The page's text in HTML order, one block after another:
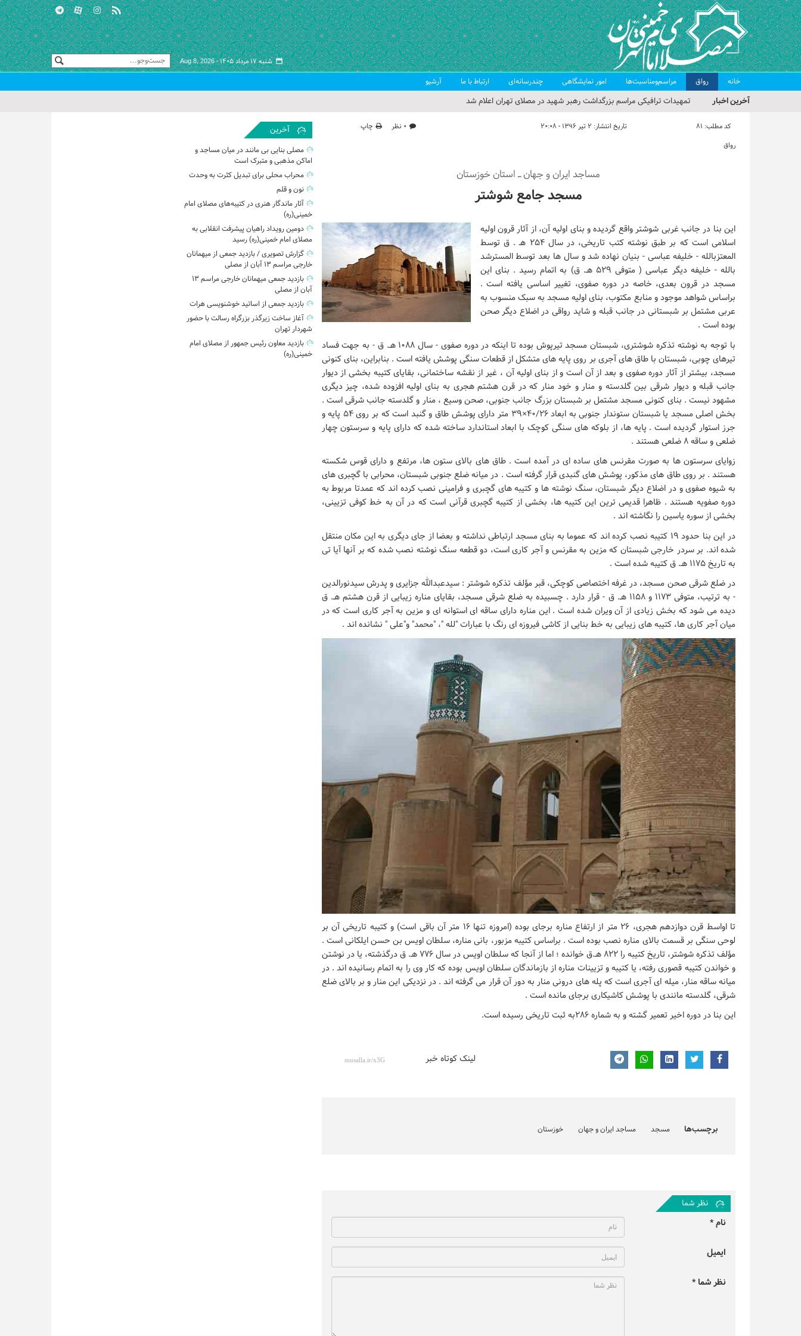
شنبه ۱۷ مرداد ۱۴۰۵ - Aug 8, 2026
خانه رواق مراسم‌ومناسبت‌ها امور نمایشگاهی چندرسانه‌ای ارتباط با ما آرشیو
آخرین اخبار
تمهیدات ترافیکی مراسم بزرگداشت رهبر شهید در مصلای تهران اعلام شد
حجت‌الاسلام حاج علی‌اکبری؛ خطیب این هفته نماز جمعه تهران
کد مطلب: 81 تاریخ انتشار: ۲ تیر ۱۳۹۶ - ۲۰:۰۸ ۰ نظر
چاپ
رواق
مساجد ایران و جهان ـ استان خوزستان
مسجد جامع شوشتر
این بنا در جانب غربی شوشتر واقع گردیده و بنای اولیه آن، از آثار قرون اولیه
اسلامی است که بر طبق نوشته کتب تاریخی، در سال ۲۵۴ هـ . ق توسط
المعتزبالله - خلیفه عباسی - بنیان نهاده شد و سال ها بعد توسط المسترشد
بالله - خلیفه دیگر عباسی ( متوفی ۵۲۹ هـ. ق) به اتمام رسید . بنای این
مسجد در قرون بعدی، خاصه در دوره صفوی، تغییر اساسی یافته است .
براساس شواهد موجود و منابع مکتوب، بنای اولیه مسجد به سبک منسوب به
عربی مشتمل بر شبستانی در جانب قبله و شاید رواقی در اضلاع دیگر صحن
بوده است .
با توجه به نوشته تذکره شوشتری، شبستان مسجد تیرپوش بوده تا اینکه در دوره صفوی - سال ۱۰۸۸ هـ. ق - به جهت فساد
تیرهای چوبی، شبستان با طاق های آجری بر روی پایه های متشکل از قطعات سنگی پوشش یافته است . بنابراین، بنای کنونی
مسجد، بیشتر از آثار دوره صفوی و بعد از آن است و از بنای اولیه آن ، غیر از نقشه ساختمانی، بقایای کتیبه بخشی از دیوار
جانب قبله و دیوار شرقی بین گلدسته و منار و خود منار که در قرن هشتم هجری به بنای اولیه افزوده شده، چیز دیگری
مشهود نیست . بنای کنونی مسجد مشتمل بر شبستان بزرگ جانب جنوبی، صحن وسیع ، منار و گلدسته جانب شرقی است .
بخش اصلی مسجد یا شبستان ستوندار جنوبی به ابعاد ۴۰/۲۶×۳۹ متر دارای پوشش طاق و گنبد است که بر روی ۵۴ پایه و
جرز استوار گردیده است . پایه ها، از بلوکه های سنگی کوچک با ابعاد استاندارد ساخته شده که دارای پایه و سرستون چهار
ضلعی و ساقه ۸ ضلعی هستند .
زوایای سرستون ها به صورت مقرنس های ساده ای در آمده است . طاق های بالای ستون ها، مرتفع و دارای قوس شکسته
هستند . بر روی طاق های مذکور، پوشش های گنبدی قرار گرفته است . در میانه ضلع جنوبی شبستان، محرابی با گچبری های
به شیوه صفوی و در اضلاع دیگر شبستان، سنگ نوشته ها و کتیبه های گچبری و فرامینی نصب کرده اند که عمدتا مربوط به
دوره صفویه هستند . ظاهرا قدیمی ترین این کتیبه ها، بخشی از کتیبه گچبری قرآنی است که در آن به خط کوفی تزیینی،
بخشی از سوره یاسین را نگاشته اند .
در این بنا حدود ۱۹ کتیبه نصب کرده اند که عموما به بنای مسجد ارتباطی نداشته و بعضا از جای دیگری به این مکان منتقل
شده اند. بر سردر خارجی شبستان که مزین به مقرنس و آجر کاری است، دو قطعه سنگ نوشته نصب شده که بر آنها آیا تی
به تاریخ ۱۱۷۵ هـ. ق کتیبه شده است .
در ضلع شرقی صحن مسجد، در غرفه اختصاصی کوچکی، قبر مؤلف تذکره شوشتر : سیدعبدالله جزایری و پدرش سیدنورالدین
- به ترتیب، متوفی ۱۱۷۳ و ۱۱۵۸ هـ. ق - قرار دارد . چسبیده به ضلع شرقی مسجد، بقایای مناره زیبایی از قرن هشتم هـ. ق
دیده می شود که بخش زیادی از آن ویران شده است . این مناره دارای ساقه ای استوانه ای و مزین به آجر کاری است که در
میان آجر کاری ها، کتیبه های زیبایی به خط بنایی از کاشی فیروزه ای رنگ با عبارات "لله "، "محمد" و"علی " نشانده اند .
تا اواسط قرن دوازدهم هجری، ۲۶ متر از ارتفاع مناره برجای بوده (امروزه تنها ۱۶ متر آن باقی است) و کتیبه تاریخی آن بر
لوحی سنگی بر قسمت بالای مناره نصب بوده است . براساس کتیبه مزبور، بانی مناره، سلطان اویس بن حسن ایلکانی است .
مؤلف تذکره شوشتر، تاریخ کتیبه را ۸۲۲ هـ.ق خوانده ؛ اما از آنجا که سلطان اویس در سال ۷۷۶ هـ. ق درگذشته، یا در نوشتن
و خواندن کتیبه قصوری رفته، یا کتیبه و تزیینات مناره از بازماندگان سلطان اویس بوده که کار وی را به اتمام رسانیده اند . در
میانه ساقه منار، میله ای آجری است که پله های درونی منار به دور آن قرار می گرفته اند . در نزدیکی این منار و بر بالای ضلع
شرقی، گلدسته مانندی با پوشش کاشیکاری برجای مانده است .
این بنا در دوره اخیر تعمیر گشته و به شماره ۲۸۶به ثبت تاریخی رسیده است
.
لینک کوتاه خبر
برچسب‌ها مسجد مساجد ایران و جهان خوزستان
نظر شما
نام *
ایمیل
نظر شما *
آخرین
مصلی بنایی بی مانند در میان مساجد و
اماکن مذهبی و متبرک است
محراب محلی برای تبدیل کثرت به وحدت
نون و قلم
آثار ماندگار هنری در کتیبه‌های مصلای امام
خمینی(ره)
دومین رویداد راهیان پیشرفت انقلابی به
مصلای امام خمینی(ره) رسید
گزارش تصویری / بازدید جمعی از میهمانان
خارجی مراسم ۱۳ آبان از مصلی
بازدید جمعی میهمانان خارجی مراسم ۱۳
آبان از مصلی
بازدید جمعی از اساتید خوشنویسی هرات
آغاز ساخت زیرگذر بزرگراه رسالت با حضور
شهردار تهران
بازدید معاون رئیس جمهور از مصلای امام
خمینی(ره)